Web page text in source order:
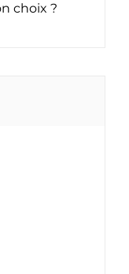
choix ?